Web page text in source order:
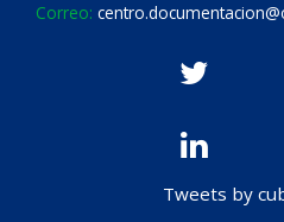
Correo:
Tweets by